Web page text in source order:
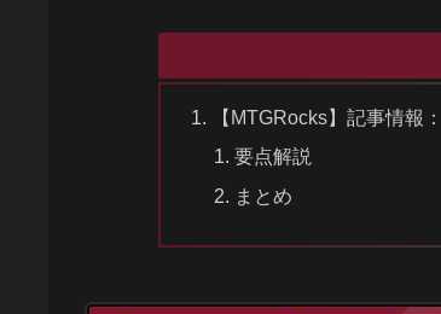
【MTGRocks】記事情報
要点解説
まとめ